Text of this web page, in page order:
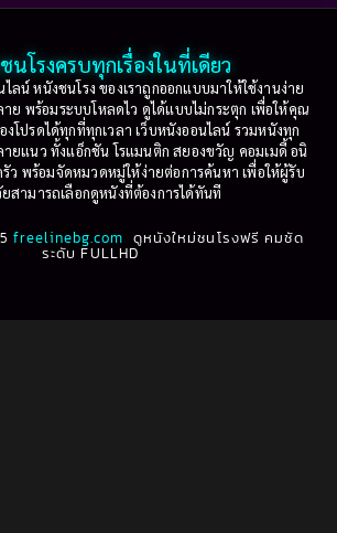
on Novel(16)
Betrayal(1)
Biography(3)
ชีวประวัติ (61)
2002
2000
1998
1996
1994
1992
1990
นโรงครบทุกเรื่องในที่เดียว
น์ หนังชนโรง ของเราถูกออกแบบมาให้ใช้งานง่าย
ย พร้อมระบบโหลดไว ดูได้แบบไม่กระตุก เพื่อให้คุณ
งโปรดได้ทุกที่ทุกเวลา เว็บหนังออนไลน์ รวมหนังทุก
ายแนว ทั้งแอ็กชัน โรแมนติก สยองขวัญ คอมเมดี้ อนิ
ว พร้อมจัดหมวดหมู่ให้ง่ายต่อการค้นหา เพื่อให้ผู้รับ
สามารถเลือกดูหนังที่ต้องการได้ทันที
freelinebg.com ดูหนังใหม่ชนโรงฟรี คมชัด
ระดับ FULLHD